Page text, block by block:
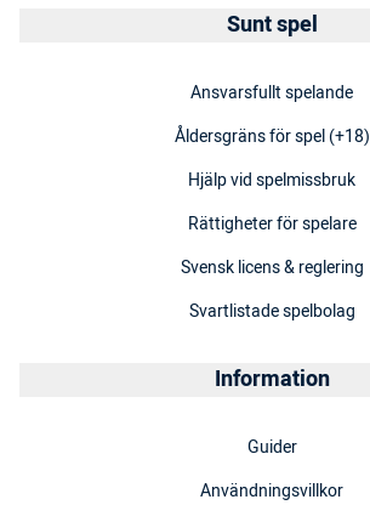
Sunt spel
Ansvarsfullt spelande
Åldersgräns för spel (+18)
Hjälp vid spelmissbruk
Rättigheter för spelare
Svensk licens & reglering
Svartlistade spelbolag
Information
Guider
Användningsvillkor